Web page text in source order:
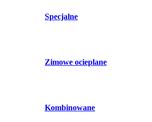
Specjalne
Zimowe ocieplane
Kombinowane